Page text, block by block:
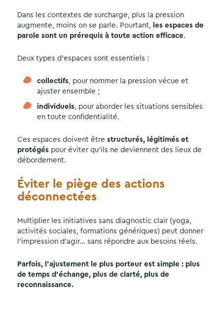
Dans les contextes de surcharge, plus la pression
augmente, moins on se parle. Pourtant,
les espaces de
parole sont un prérequis à toute action efficace.
Deux types d’espaces sont essentiels :
collectifs , pour nommer la pression vécue et
ajuster ensemble ;
individuels , pour aborder les situations sensibles
en toute confidentialité.
Ces espaces doivent être structurés, légitimés et
protégés pour éviter qu’ils ne deviennent des lieux de
débordement.
Éviter le piège des actions
déconnectées
Multiplier les initiatives sans diagnostic clair (yoga,
activités sociales, formations génériques) peut donner
l’impression d’agir… sans répondre aux besoins réels.
Parfois, l’ajustement le plus porteur est simple : plus
de temps d’échange, plus de clarté, plus de
reconnaissance.